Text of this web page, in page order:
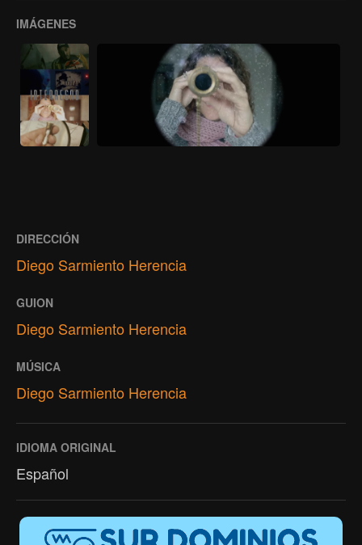
IMÁGENES
DIRECCIÓN
Diego Sarmiento Herencia
GUION
Diego Sarmiento Herencia
MÚSICA
Diego Sarmiento Herencia
IDIOMA ORIGINAL
Español